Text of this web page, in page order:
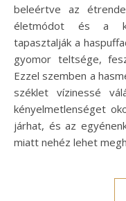
beleértve az
életmódot és a
tapasztalják a
gyomor teltsége,
Ezzel szemben a
széklet vízinessé
kényelmetlenséget
járhat, és az
miatt nehéz lehet